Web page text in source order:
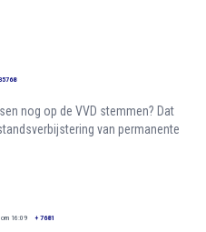
nog op de VVD stemmen? Dat
van permanente
om 16:09 + 7681